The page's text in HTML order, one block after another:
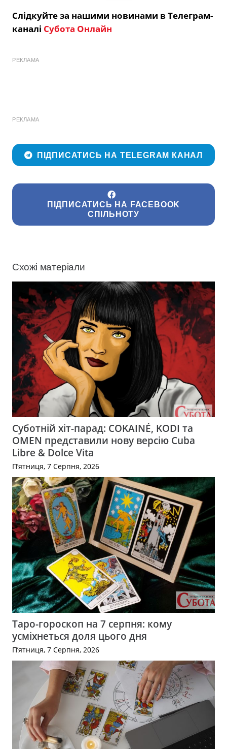
Слідкуйте за нашими новинами в Телеграм-
каналі Субота Онлайн
РЕКЛАМА
РЕКЛАМА
ПІДПИСАТИСЬ НА TELEGRAM КАНАЛ
ПІДПИСАТИСЬ НА FACEBOOK
СПІЛЬНОТУ
Схожі матеріали
Суботній хіт-парад: COKAINÉ, KODI та
OMEN представили нову версію Cuba
Libre & Dolce Vita
П’ятниця, 7 Серпня, 2026
Таро-гороскоп на 7 серпня: кому
усміхнеться доля цього дня
П’ятниця, 7 Серпня, 2026